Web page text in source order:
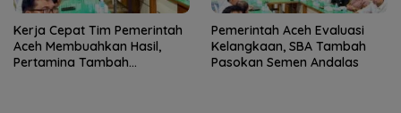
Kerja Cepat Tim Pemerintah
Aceh Membuahkan Hasil,
Pertamina Tambah
Pemerintah Aceh Evaluasi
Kelangkaan, SBA Tambah
Pasokan Semen Andalas